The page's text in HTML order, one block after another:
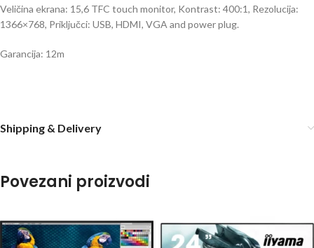
Veličina ekrana: 15,6 TFC touch monitor, Kontrast: 400:1, Rezolucija:
1366×768, Priključci: USB, HDMI, VGA and power plug.
Garancija: 12m
Shipping & Delivery
Povezani proizvodi